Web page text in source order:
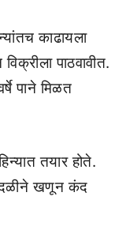
काढायला
पाठवावीत.
पाने मिळत
तयार होते.
खणून कंद